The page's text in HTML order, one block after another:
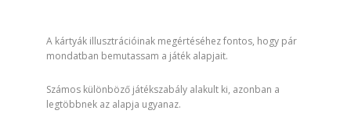
A kártyák illusztrációinak megértéséhez fontos, hogy pár
mondatban bemutassam a játék alapjait.
Számos különböző játékszabály alakult ki, azonban a
legtöbbnek az alapja ugyanaz.